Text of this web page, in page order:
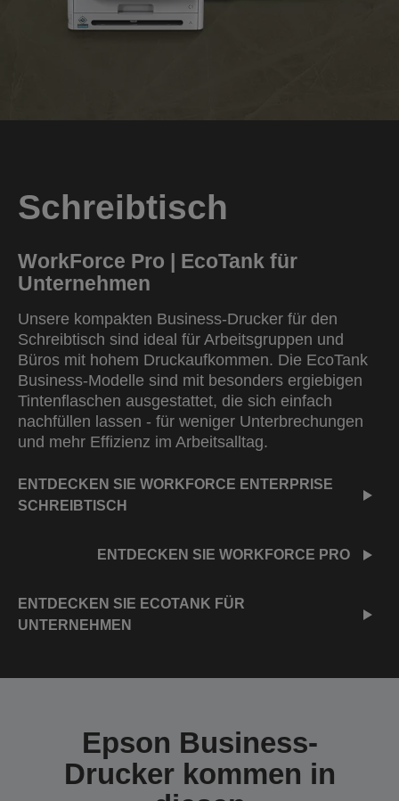
Schreibtisch
WorkForce Pro | EcoTank für
Unternehmen
Unsere kompakten Business-Drucker für den
Schreibtisch sind ideal für Arbeitsgruppen und
Büros mit hohem Druckaufkommen. Die EcoTank
Business-Modelle sind mit besonders ergiebigen
Tintenflaschen ausgestattet, die sich einfach
nachfüllen lassen - für weniger Unterbrechungen
und mehr Effizienz im Arbeitsalltag.
ENTDECKEN SIE WORKFORCE ENTERPRISE
SCHREIBTISCH
ENTDECKEN SIE WORKFORCE PRO
ENTDECKEN SIE ECOTANK FÜR
UNTERNEHMEN
Epson Business-
Drucker kommen in